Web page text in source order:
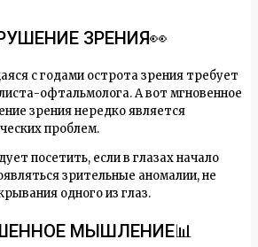
ЗРЕНИЯ👀
с годами острота зрения требует
офтальмолога. А вот мгновенное
зрения нередко является
проблем.
посетить, если в глазах начало
зрительные аномалии, не
одного из глаз.
МЫШЛЕНИЕ📊